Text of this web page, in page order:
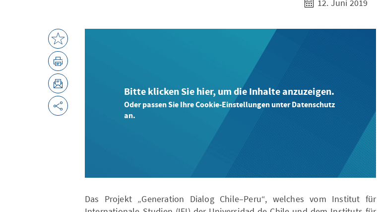
12. Juni 2019
Bitte klicken Sie hier, um die Inhalte anzuzeigen.
Oder passen Sie Ihre Cookie-Einstellungen unter Datenschutz
an.
Das Projekt „Generation Dialog Chile–Peru“, welches vom Institut für